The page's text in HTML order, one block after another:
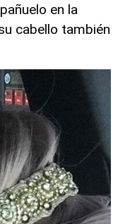
en la
cabello también